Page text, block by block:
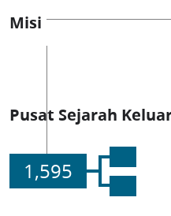
Misi
Pusat Sejarah
1,595